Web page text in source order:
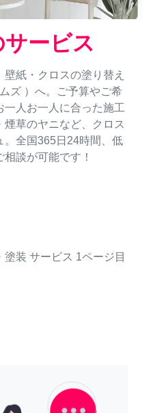
ービス
紙・クロスの塗り替え
ズ ）へ。ご予算やご希
人お一人に合った施工
草のヤニなど、クロス
。全国365日24時間、低
談が可能です！
塗装 サービス 1ページ目